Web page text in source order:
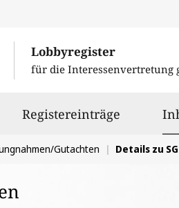
Lobbyregister
für die Interessenvertretung
Registereinträge
Gutachten Details zu